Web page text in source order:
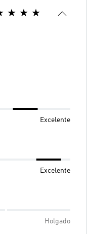
Excelente
Excelente
Holgado